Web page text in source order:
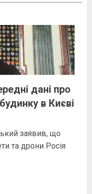
дані про
в Києві
заявив, що
та дрони Росія